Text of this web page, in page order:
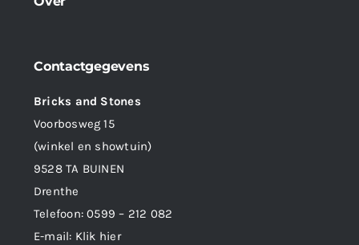
Contactgegevens
Bricks and Stones
Voorbosweg 15
(winkel en showtuin)
9528 TA BUINEN
Drenthe
Telefoon:0599 – 212 082
E-mail: Klik hier